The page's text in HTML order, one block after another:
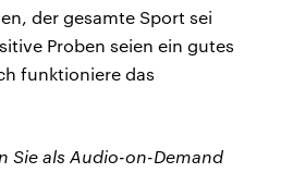
der gesamte Sport sei
Proben seien ein gutes
funktioniere das
Sie als Audio-on-Demand